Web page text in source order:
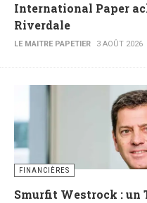
International Paper
Riverdale
LE MAITRE PAPETIER 3 AOÛT 2026
FINANCIÈRES
Smurfit Westrock : un